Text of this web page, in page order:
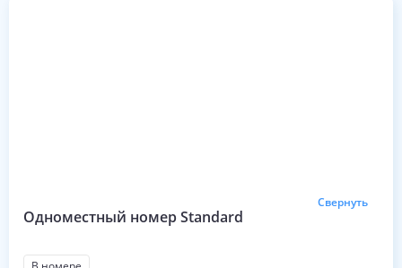
Одноместный номер Standard
Свернуть